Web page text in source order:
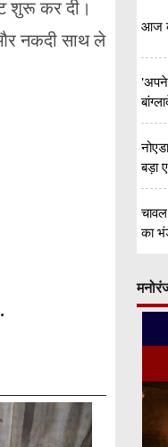
शुरू कर दी।
नकदी साथ ले
आज
बड़ा
का